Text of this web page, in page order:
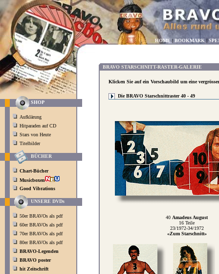
HOME | BOOKMARK |
SHOP
Aufklärung
Hitparaden auf CD
Stars von Heute
Titelbilder
BÜCHER
Chart-Bücher
Musicboxen
Good Vibrations
UNSERE DVDs
50er BRAVOs als pdf
60er BRAVOs als pdf
70er BRAVOs als pdf
80er BRAVOs als pdf
BRAVO-Legenden
BRAVO poster
hit Zeitschrift
BRAVO STARSCHNITT-RASTER-GALERIE
Klicken Sie auf ein Vorschaubild um eine
Die BRAVO Starschnittraster 40 - 49
40 Amadeus August
16 Teile
23/1972-34/1972
«Zum Starschnitt»